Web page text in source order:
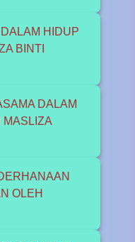
HIDUP
BINTI
DALAM
MASLIZA
OLEH